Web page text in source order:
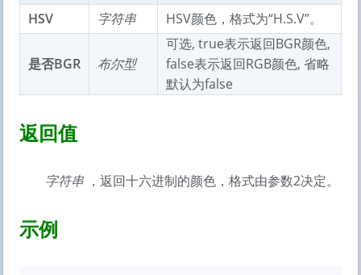
HSV
字符串 HSV颜色，格式为“H.S.V”。
是否BGR 布尔型
可选, true表示返回BGR颜色,
false表示返回RGB颜色, 省略
默认为false
返回值
字符串 ，返回十六进制的颜色，格式由参数2决定。
示例